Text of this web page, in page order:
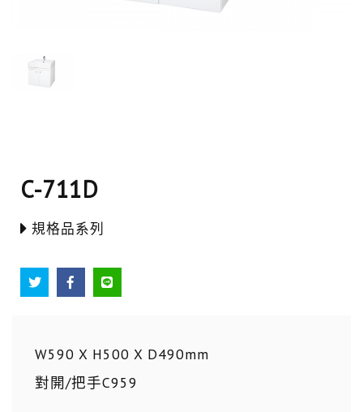
C-711D
規格品系列
W590 X H500 X D490mm
對開/把手C959